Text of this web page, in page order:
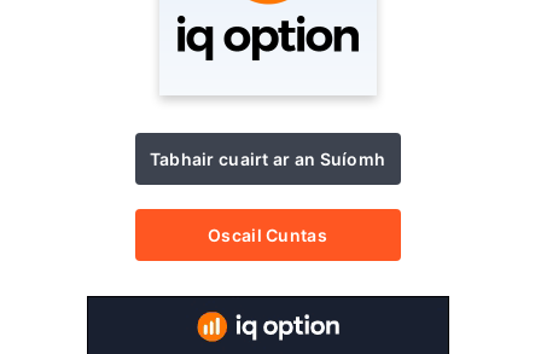
Tabhair cuairt ar an Suíomh
Oscail Cuntas